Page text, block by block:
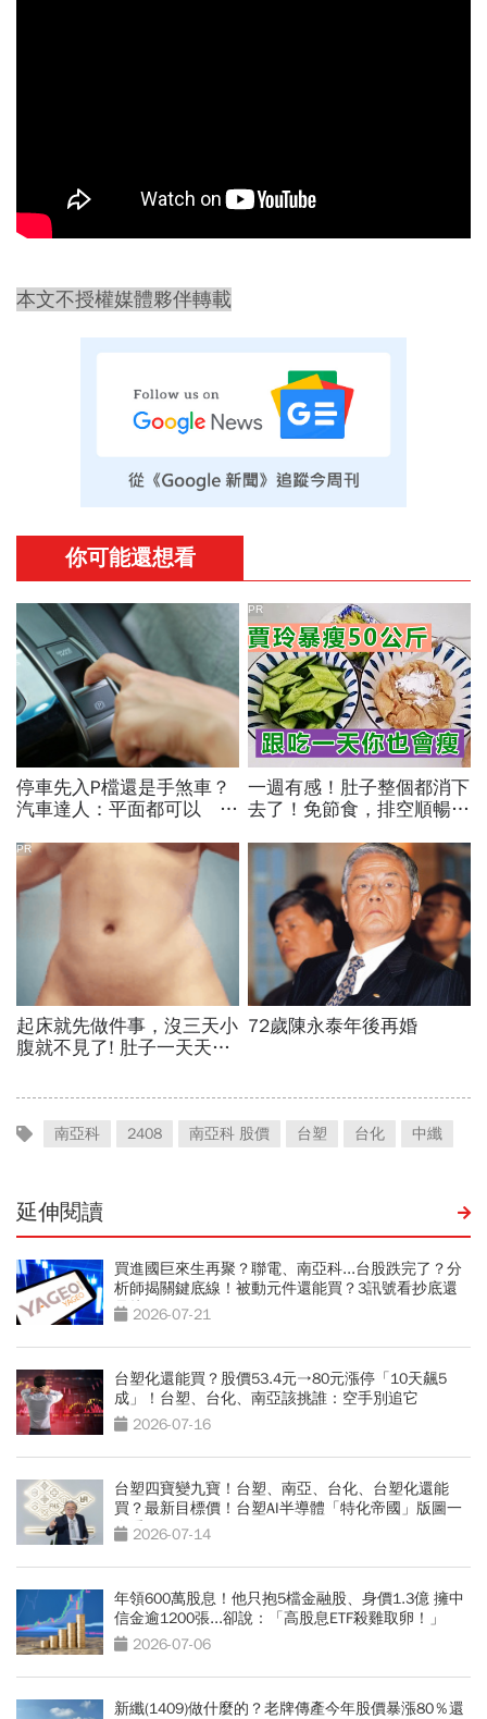
本文不授權媒體夥伴轉載
南亞科 2408 南亞科 股價 台塑 台化 中纖
延伸閱讀
買進國巨來生再聚？聯電、南亞科...台股跌完了？分
析師揭關鍵底線！被動元件還能買？3訊號看抄底還
是接刀
2026-07-21
台塑化還能買？股價53.4元→80元漲停「10天飆5
成」！台塑、台化、南亞該挑誰：空手別追它
2026-07-16
台塑四寶變九寶！台塑、南亞、台化、台塑化還能
買？最新目標價！台塑AI半導體「特化帝國」版圖一
次看2026-07-14
年領600萬股息！他只抱5檔金融股、身價1.3億 擁中
信金逾1200張...卻說：「高股息ETF殺雞取卵！」
2026-07-06
新纖(1409)做什麼的？老牌傳產今年股價暴漲80％還